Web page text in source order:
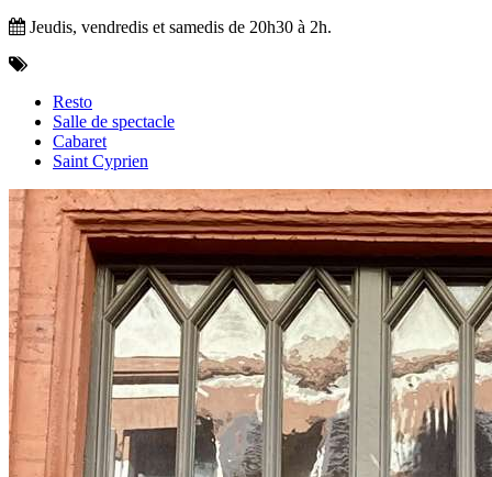
Jeudis, vendredis et samedis de 20h30 à 2h.
Resto
Salle de spectacle
Cabaret
Saint Cyprien